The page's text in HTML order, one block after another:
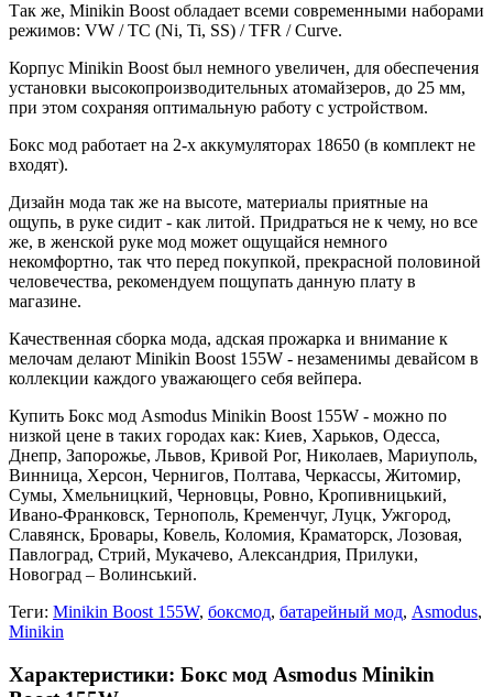
Так же, Minikin Boost обладает всеми современными наборами
режимов: VW / TC (Ni, Ti, SS) / TFR / Curve.
Корпус Minikin Boost был немного увеличен, для обеспечения
установки высокопроизводительных атомайзеров, до 25 мм,
при этом сохраняя оптимальную работу с устройством.
Бокс мод работает на 2-х аккумуляторах 18650 (в комплект не
входят).
Дизайн мода так же на высоте, материалы приятные на
ощупь, в руке сидит - как литой. Придраться не к чему, но все
же, в женской руке мод может ощущайся немного
некомфортно, так что перед покупкой, прекрасной половиной
человечества, рекомендуем пощупать данную плату в
магазине.
Качественная сборка мода, адская прожарка и внимание к
мелочам делают Minikin Boost 155W - незаменимы девайсом в
коллекции каждого уважающего себя вейпера.
Купить Бокс мод Asmodus Minikin Boost 155W - можно по
низкой цене в таких городах как: Киев, Харьков, Одесса,
Днепр, Запорожье, Львов, Кривой Рог, Николаев, Мариуполь,
Винница, Херсон, Чернигов, Полтава, Черкассы, Житомир,
Сумы, Хмельницкий, Черновцы, Ровно, Кропивницький,
Ивано-Франковск, Тернополь, Кременчуг, Луцк, Ужгород,
Славянск, Бровары, Ковель, Коломия, Краматорск, Лозовая,
Павлоград, Стрий, Мукачево, Александрия, Прилуки,
Новоград – Волинський.
Теги: Minikin Boost 155W, боксмод, батарейный мод, Asmodus,
Minikin
Характеристики: Бокс мод Asmodus Minikin